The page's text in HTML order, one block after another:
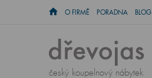
O FIRMĚ PORADNA BLOG
český koupelnový nábytek